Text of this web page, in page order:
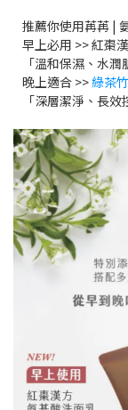
推薦你使用苒苒 |
早上必用 >> 紅棗
「溫和保濕、水潤
晚上適合 >>綠茶
「深層潔淨、長效